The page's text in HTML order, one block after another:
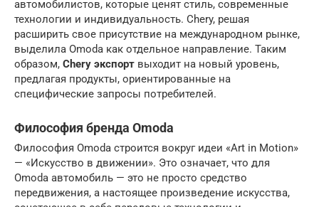
автомобилистов, которые ценят стиль, современные
технологии и индивидуальность. Chery, решая
расширить свое присутствие на международном рынке,
выделила Omoda как отдельное направление. Таким
образом, Chery экспорт выходит на новый уровень,
предлагая продукты, ориентированные на
специфические запросы потребителей.
Философия бренда Omoda
Философия Omoda строится вокруг идеи «Art in Motion»
— «Искусство в движении». Это означает, что для
Omoda автомобиль — это не просто средство
передвижения, а настоящее произведение искусства,